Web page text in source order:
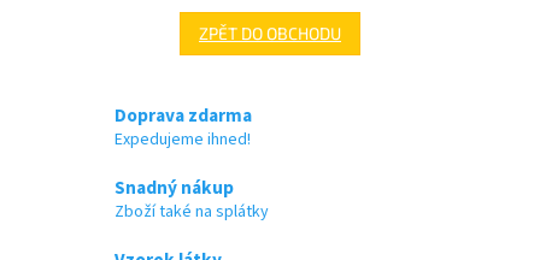
ZPĚT DO OBCHODU
Doprava zdarma
Expedujeme ihned!
Snadný nákup
Zboží také na splátky